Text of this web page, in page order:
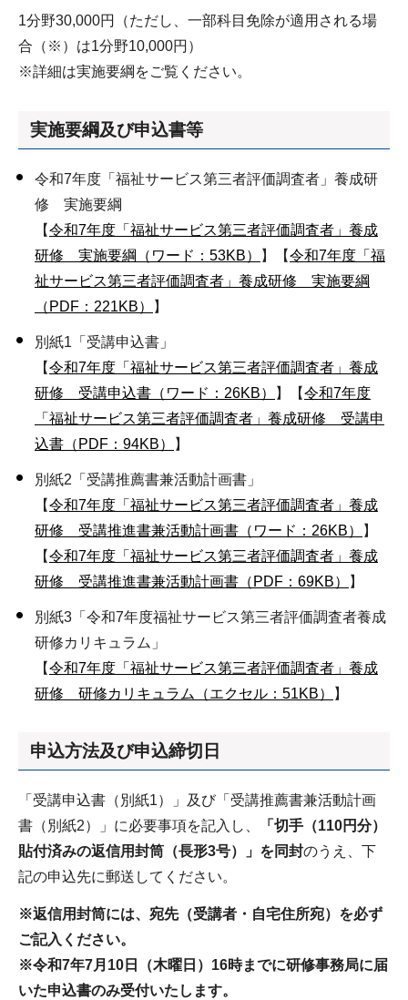
1分野30,000円（ただし、一部科目免除が適用される場
合（※）は1分野10,000円）
※詳細は実施要綱をご覧ください。
実施要綱及び申込書等
令和7年度「福祉サービス第三者評価調査者」養成研
修 実施要綱
【令和7年度「福祉サービス第三者評価調査者」養成
研修 実施要綱（ワード：53KB）
】【令和7年度「福
祉サービス第三者評価調査者」養成研修 実施要綱
（PDF：221KB）
】
別紙1「受講申込書」
【令和7年度「福祉サービス第三者評価調査者」養成
研修 受講申込書（ワード：26KB）
】【令和7年度
「福祉サービス第三者評価調査者」養成研修 受講申
込書（PDF：94KB）
】
別紙2「受講推薦書兼活動計画書」
【令和7年度「福祉サービス第三者評価調査者」養成
研修 受講推進書兼活動計画書（ワード：26KB）
】
【令和7年度「福祉サービス第三者評価調査者」養成
研修 受講推進書兼活動計画書（PDF：69KB）
】
別紙3「令和7年度福祉サービス第三者評価調査者養成
研修カリキュラム」
【令和7年度「福祉サービス第三者評価調査者」養成
研修 研修カリキュラム（エクセル：51KB）
】
申込方法及び申込締切日
「受講申込書（別紙1）」及び「受講推薦書兼活動計画
書（別紙2）」に必要事項を記入し、
「切手（110円分）
貼付済みの返信用封筒（長形3号）」を同封のうえ、下
記の申込先に郵送してください。
※返信用封筒には、宛先（受講者・自宅住所宛）を必ず
ご記入ください。
※令和7年7月10日（木曜日）16時までに研修事務局に届
いた申込書のみ受付いたします。